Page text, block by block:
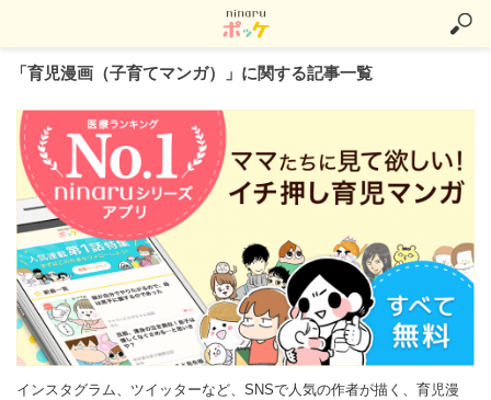
「育児漫画（子育てマンガ）」に関する記事一覧
インスタグラム、ツイッターなど、SNSで人気の作者が描く、育児漫